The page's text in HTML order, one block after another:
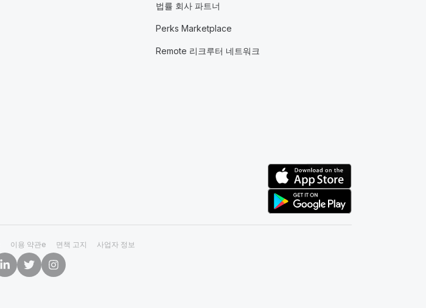
법률 회사 파트너
Perks Marketplace
Remote 리크루터 네트워크
이용 약관e 면책 고지 사업자 정보